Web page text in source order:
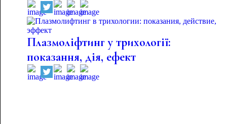
Плазмоліфтинг у трихології:
показання, дія, ефект